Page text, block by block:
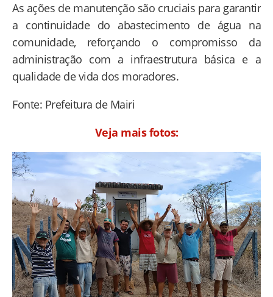
As ações de manutenção são cruciais para garantir
a continuidade do abastecimento de água na
comunidade, reforçando o compromisso da
administração com a infraestrutura básica e a
qualidade de vida dos moradores.
Fonte: Prefeitura de Mairi
Veja mais fotos: